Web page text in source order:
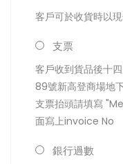
客戶可於收貨時以
支票
客戶收到貨品後十
89號新高登商場地
支票抬頭請填寫
面寫上invoice No
銀行過數